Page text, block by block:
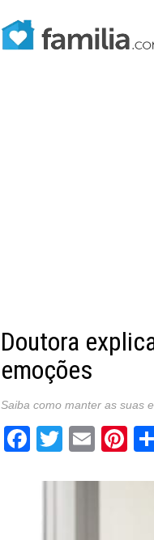
Doutora
emoções
Saiba como manter as suas
Facebook
TwitterEmail